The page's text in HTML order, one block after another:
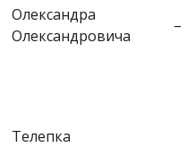
Олександра
Олександровича
–
Телепка